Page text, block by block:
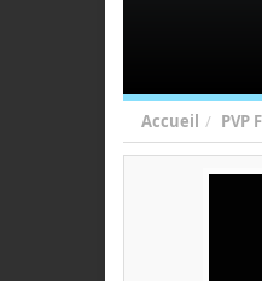
Accueil PVP